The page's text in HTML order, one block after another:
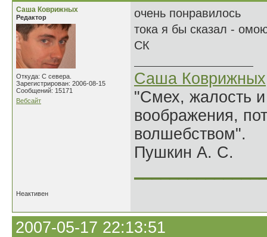
Саша Коврижных
Редактор
Откуда: С севера.
Зарегистрирован: 2006-08-15
Сообщений: 15171
Вебсайт
очень понравилось
тока я бы сказал -
СК
Саша Коврижных
"Смех, жалость
воображения,
волшебством".
Пушкин А. С.
Неактивен
2007-05-17 22:13:51